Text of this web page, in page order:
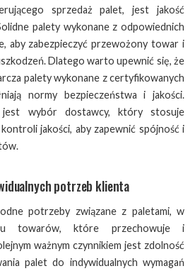
sprzedaż palet, jest jakość
palety wykonane z odpowiednich
aby zabezpieczyć przewożony towar i
Dlatego warto upewnić się, że
palety wykonane z certyfikowanych
normy bezpieczeństwa i jakości.
jest wybór dostawcy, który stosuje
jakości, aby zapewnić spójność i
potrzeb klienta
potrzeby związane z paletami, w
towarów, które przechowuje i
ważnym czynnikiem jest zdolność
palet do indywidualnych wymagań